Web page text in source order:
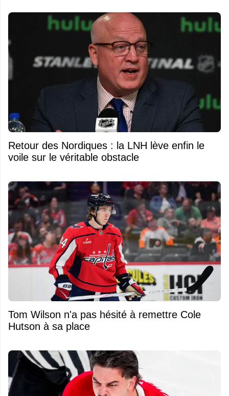
Retour des Nordiques : la LNH lève enfin le
voile sur le véritable obstacle
Tom Wilson n'a pas hésité à remettre Cole
Hutson à sa place